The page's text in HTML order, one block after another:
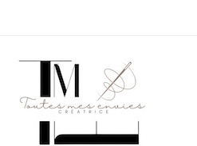
Toutes mes envies
Couture, accessoires, mode, bijoux …